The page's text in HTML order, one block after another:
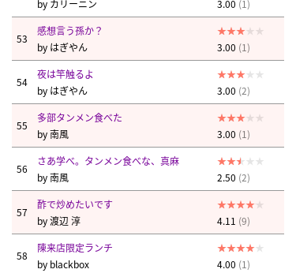
by カリーニン 3.00 (1)
53
感想言う孫か？
by はぎやん 3.00 (1)
54
夜は竿触るよ
by はぎやん 3.00 (2)
55
多部タンメン食べた
by南風 3.00 (1)
56
さあ学べ。タンメン食べな、真麻
by南風 2.50 (2)
57
酢で炒めたいです
by渡辺 淳 4.11 (9)
58
陳来店限定ランチ
by blackbox 4.00 (1)